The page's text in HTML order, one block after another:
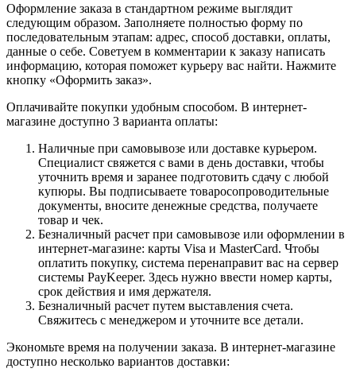
Оформление заказа в стандартном режиме выглядит
следующим образом. Заполняете полностью форму по
последовательным этапам: адрес, способ доставки, оплаты,
данные о себе. Советуем в комментарии к заказу написать
информацию, которая поможет курьеру вас найти. Нажмите
кнопку «Оформить заказ».
Оплачивайте покупки удобным способом. В интернет-
магазине доступно 3 варианта оплаты:
Наличные при самовывозе или доставке курьером.
Специалист свяжется с вами в день доставки, чтобы
уточнить время и заранее подготовить сдачу с любой
купюры. Вы подписываете товаросопроводительные
документы, вносите денежные средства, получаете
товар и чек.
Безналичный расчет при самовывозе или оформлении в
интернет-магазине: карты Visa и MasterCard. Чтобы
оплатить покупку, система перенаправит вас на сервер
системы PayKeeper. Здесь нужно ввести номер карты,
срок действия и имя держателя.
Безналичный расчет путем выставления счета.
Свяжитесь с менеджером и уточните все детали.
Экономьте время на получении заказа. В интернет-магазине
доступно несколько вариантов доставки: